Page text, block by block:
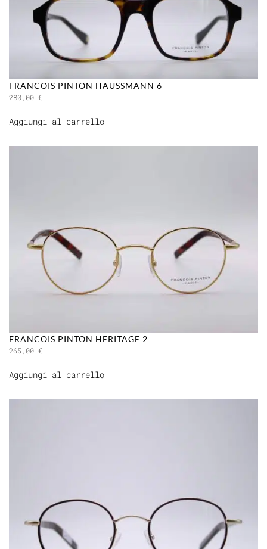
FRANCOIS PINTON HAUSSMANN 6
280,00 €
Aggiungi al carrello
FRANCOIS PINTON HERITAGE 2
265,00 €
Aggiungi al carrello